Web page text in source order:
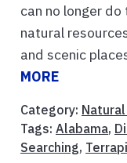
can no longer
natural
and scenic
MORE
Category:
Tags: Alabama,
Searching,